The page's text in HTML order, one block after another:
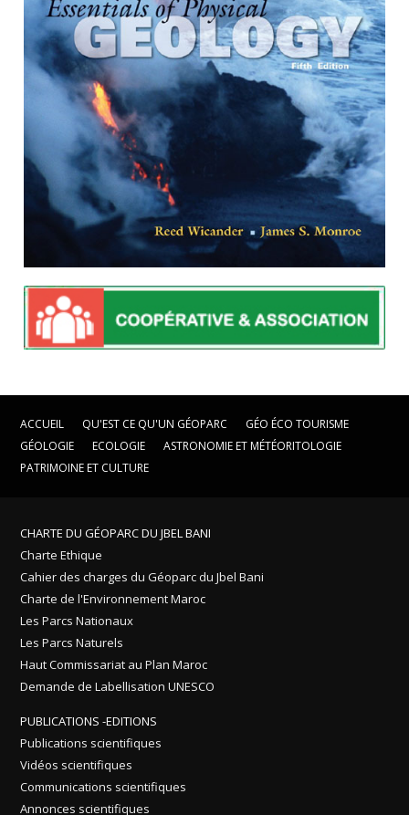
ACCUEIL QU'EST CE QU'UN GÉOPARC
GÉO ÉCO TOURISME
GÉOLOGIE
ECOLOGIE
ASTRONOMIE ET MÉTÉORITOLOGIE
PATRIMOINE ET CULTURE
CHARTE DU GÉOPARC DU JBEL BANI
Charte Ethique
Cahier des charges du Géoparc du Jbel Bani
Charte de l'Environnement Maroc
Les Parcs Nationaux
Les Parcs Naturels
Haut Commissariat au Plan Maroc
Demande de Labellisation UNESCO
PUBLICATIONS -EDITIONS
Publications scientifiques
Vidéos scientifiques
Communications scientifiques
Annonces scientifiques